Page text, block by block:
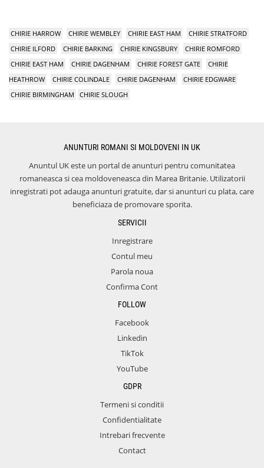
CHIRIE HARROW CHIRIE WEMBLEY CHIRIE EAST HAM
CHIRIE STRATFORD
CHIRIE ILFORD
CHIRIE BARKING CHIRIE KINGSBURY
CHIRIE ROMFORD
CHIRIE EAST HAM
CHIRIE DAGENHAM CHIRIE FOREST GATE
CHIRIE
HEATHROW
CHIRIE COLINDALE CHIRIE DAGENHAM
CHIRIE EDGWARE
CHIRIE BIRMINGHAM
CHIRIE SLOUGH
ANUNTURI ROMANI SI MOLDOVENI IN UK
Anuntul UK este un portal de anunturi pentru comunitatea
romaneasca si cea moldoveneasca din Marea Britanie. Utilizatorii
inregistrati pot adauga anunturi gratuite, dar si anunturi cu plata, care
beneficiaza de promovare sporita.
SERVICII
Inregistrare
Contul meu
Parola noua
Confirma Cont
FOLLOW
Facebook
Linkedin
TikTok
YouTube
GDPR
Termeni si conditii
Confidentialitate
Intrebari frecvente
Contact